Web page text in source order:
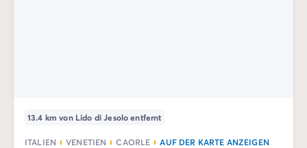
13.4 km von Lido di Jesolo entfernt
ITALIEN VENETIEN CAORLE AUF DER KARTE ANZEIGEN